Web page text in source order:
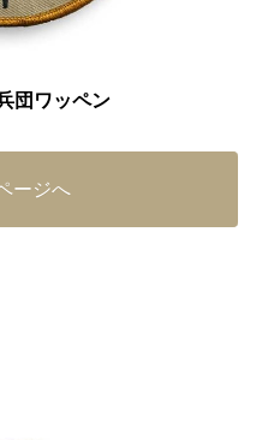
団ワッペン
ージへ